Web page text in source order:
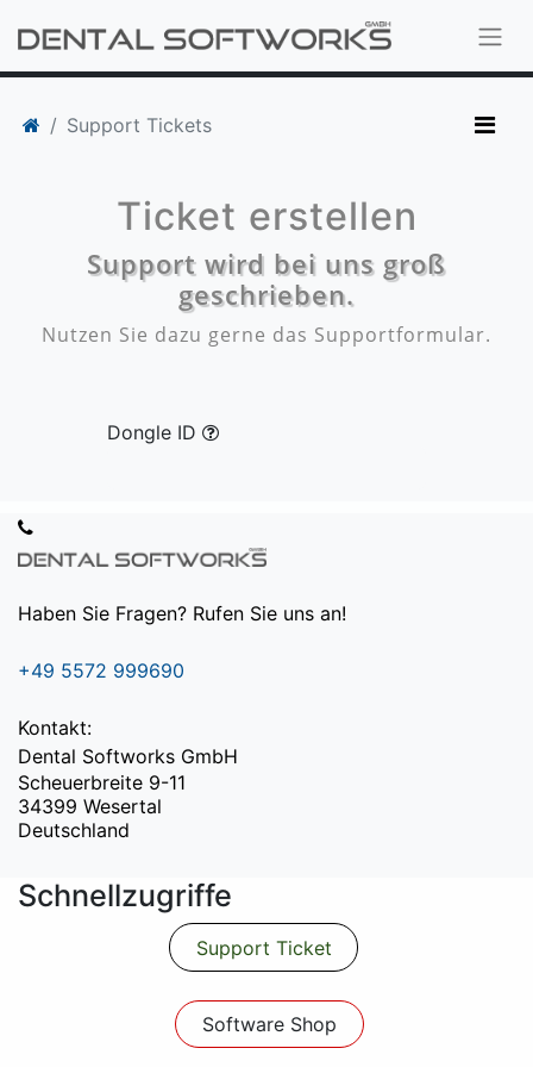
Support Tickets
Ticket erstellen
Support wird bei uns groß
geschrieben.
Nutzen Sie dazu gerne das Supportformular.
Dongle ID
Haben Sie Fragen? Rufen Sie uns an!
+49 5572 999690
Kontakt:
Dental Softworks GmbH
Scheuerbreite 9-11
34399 Wesertal
Deutschland
Schnellzugriffe
Support Ticket
Software Shop